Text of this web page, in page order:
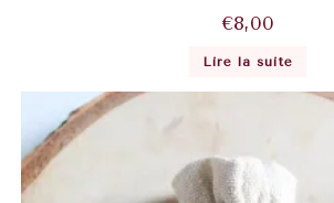
€8,00
Lire la suite